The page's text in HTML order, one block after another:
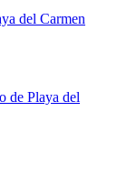
del Carmen
de Playa del